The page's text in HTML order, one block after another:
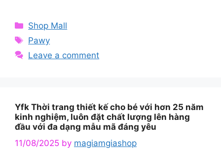
Categories
Shop Mall
Tags
Pawy
Leave a comment
Yfk Thời trang thiết kế cho bé với hơn 25 năm
kinh nghiệm, luôn đặt chất lượng lên hàng
đầu với đa dạng mẫu mã đáng yêu
11/08/2025 by magiamgiashop